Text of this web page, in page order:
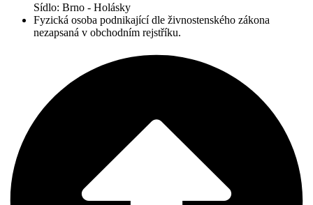
Sídlo: Brno - Holásky
Fyzická osoba podnikající dle živnostenského zákona
nezapsaná v obchodním rejstříku.